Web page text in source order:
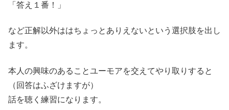
「答え１番！」
など正解以外ははちょっとありえないという選択肢を出し
ます。
本人の興味のあることユーモアを交えてやり取りすると
（回答はふざけますが）
話を聴く練習になります。